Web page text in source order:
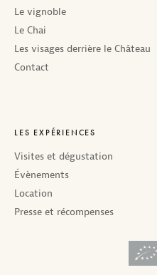
Le vignoble
Le Chai
Les visages derrière le Château
Contact
LES EXPÉRIENCES
Visites et dégustation
Évènements
Location
Presse et récompenses